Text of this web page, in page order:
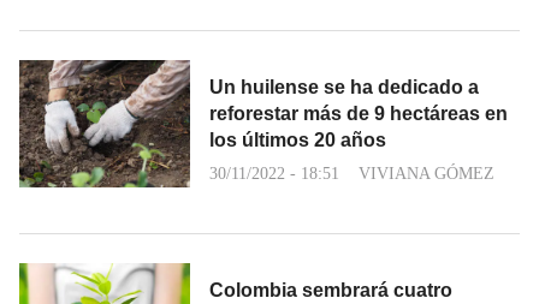
Un huilense se ha dedicado a
reforestar más de 9 hectáreas en
los últimos 20 años
30/11/2022 - 18:51 VIVIANA GÓMEZ
Colombia sembrará cuatro